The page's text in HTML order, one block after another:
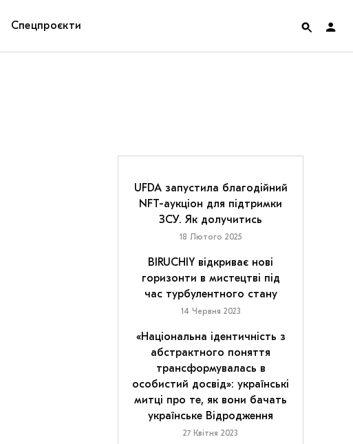
Спецпроєкти
Carpathian Cult про різдвяні свята
UFDA запустила благодійний
NFT-аукціон для підтримки
ЗСУ. Як долучитись
18 Лютого 2025
BIRUCHIY відкриває нові
горизонти в мистецтві під
час турбулентного стану
14 Червня 2023
«Національна ідентичність з
абстрактного поняття
трансформувалась в
особистий досвід»: українські
митці про те, як вони бачать
українське Відродження
27 Квітня 2023